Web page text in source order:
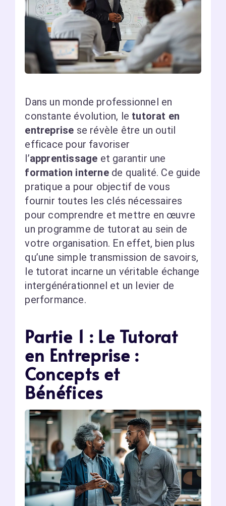
Dans un monde professionnel en
constante évolution, le tutorat en
entreprise se révèle être un outil
efficace pour favoriser
l’apprentissage et garantir une
formation internede qualité. Ce guide
pratique a pour objectif de vous
fournir toutes les clés nécessaires
pour comprendre et mettre en œuvre
un programme de tutorat au sein de
votre organisation. En effet, bien plus
qu’une simple transmission de savoirs,
le tutorat incarne un véritable échange
intergénérationnel et un levier de
performance.
Partie 1 : Le Tutorat
en Entreprise :
Concepts et
Bénéfices